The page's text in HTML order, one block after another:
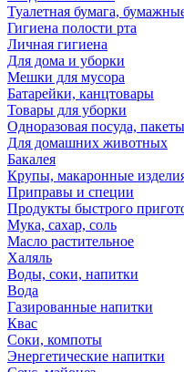
Туалетная бумага,
Гигиена полости рта
Личная гигиена
Для дома и уборки
Мешки для мусора
Батарейки, канцтовары
Товары для уборки
Одноразовая посуда,
Для домашних животных
Бакалея
Крупы, макаронные
Приправы и специи
Продукты быстрого
Мука, сахар, соль
Масло растительное
Халяль
Воды, соки, напитки
Вода
Газированные напитки
Квас
Соки, компоты
Энергетические напитки